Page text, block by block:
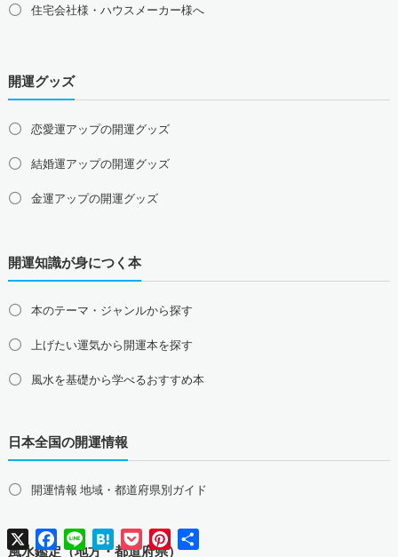
中国地方の占い師募集・求人
山口県の占い師募集・求人
四国地方の占い師募集・求人
愛媛県の占い師募集・求人
九州地方の占い師募集・求人
大分県の占い師募集・求人
住宅会社様・ハウスメーカー様へ
開運グッズ
恋愛運アップの開運グッズ
結婚運アップの開運グッズ
金運アップの開運グッズ
健康運アップの開運グッズ
家庭運・家族運アップの開運グッズ
総合運・全体運アップの開運グッズ
2026年干支の午・馬の開運グッズ
幸運を呼ぶ、かわいい招き猫
四神（青龍・朱雀・白虎・玄武）
開運知識が身につく本
本のテーマ・ジャンルから探す
上げたい運気から開運本を探す
風水を基礎から学べるおすすめ本
日本全国の開運情報
開運情報 地域・都道府県別ガイド
風水鑑定（地方・都道府県）
X Facebook
Line HatenaPocketPinterest